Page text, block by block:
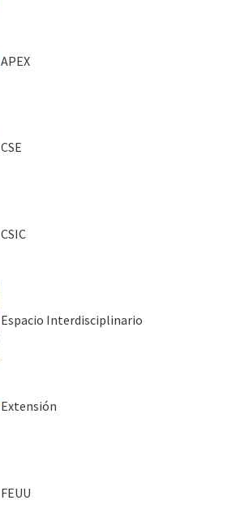
APEX
CSE
CSIC
Espacio Interdisciplinario
Extensión
FEUU